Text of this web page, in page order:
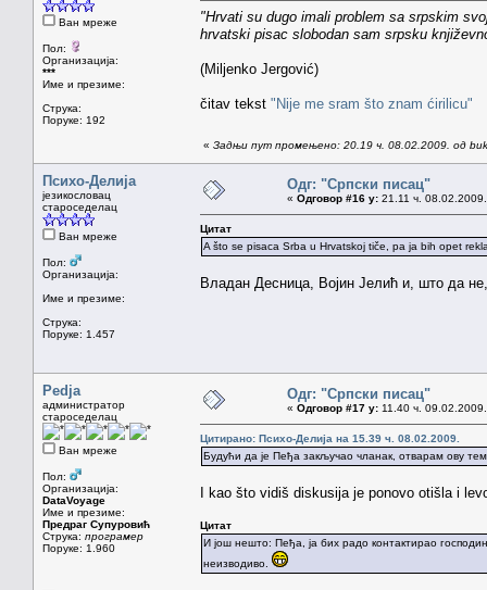
Ван мреже
Пол:
Организација:
***
Име и презиме:
Струка:
Поруке: 192
"Hrvati su dugo imali problem sa srpskim
hrvatski pisac slobodan sam srpsku
(Miljenko Jergović)
čitav tekst "Nije me sram što znam ćirilicu"
« Задњи пут промењено: 20.19 ч. 08.02.2009. од
Психо-Делија
језикословац
староседелац
Ван мреже
Пол:
Организација:
Име и презиме:
Струка:
Поруке: 1.457
Одг: "Српски писац"
« Одговор #16 у: 21.11 ч.
Цитат
A što se pisaca Srba u Hrvatskoj tiče, pa ja bih opet
Владан Десница, Војин Јелић и, што да
Pedja
администратор
староседелац
Ван мреже
Пол:
Организација:
DataVoyage
Име и презиме:
Предраг Супуровић
Струка: програмер
Поруке: 1.960
Одг: "Српски писац"
« Одговор #17 у: 11.40 ч.
Цитирано: Психо-Делија на 15.39 ч. 08.02.2009.
Будући да је Пеђа закључао чланак, отварам ову
I kao što vidiš diskusija je ponovo otišla i
Цитат
И још нешто: Пеђа, ја бих радо контактирао
неизводиво.